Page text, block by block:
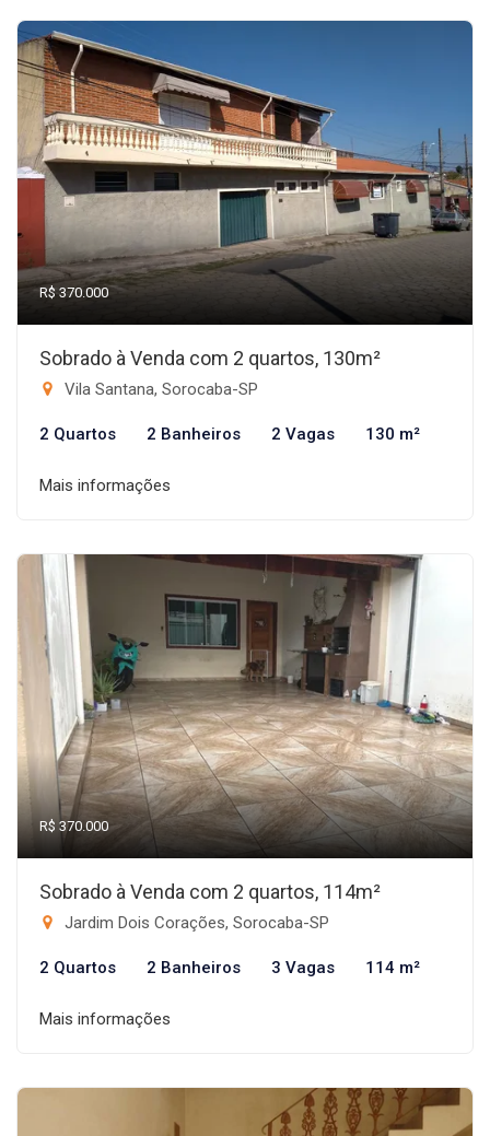
R$ 370.000
Sobrado à Venda com 2 quartos, 130m²
Vila Santana, Sorocaba-SP
2 Quartos 2 Banheiros 2 Vagas 130 m²
Mais informações
R$ 370.000
Sobrado à Venda com 2 quartos, 114m²
Jardim Dois Corações, Sorocaba-SP
2 Quartos 2 Banheiros 3 Vagas 114 m²
Mais informações